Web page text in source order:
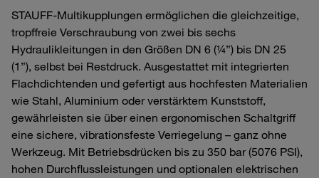
STAUFF-Multikupplungen ermöglichen die gleichzeitige,
tropffreie Verschraubung von zwei bis sechs
Hydraulikleitungen in den Größen DN 6 (¼”) bis DN 25
(1”), selbst bei Restdruck. Ausgestattet mit integrierten
Flachdichtenden und gefertigt aus hochfesten Materialien
wie Stahl, Aluminium oder verstärktem Kunststoff,
gewährleisten sie über einen ergonomischen Schaltgriff
eine sichere, vibrationsfeste Verriegelung – ganz ohne
Werkzeug. Mit Betriebsdrücken bis zu 350 bar (5076 PSI),
hohen Durchflussleistungen und optionalen elektrischen